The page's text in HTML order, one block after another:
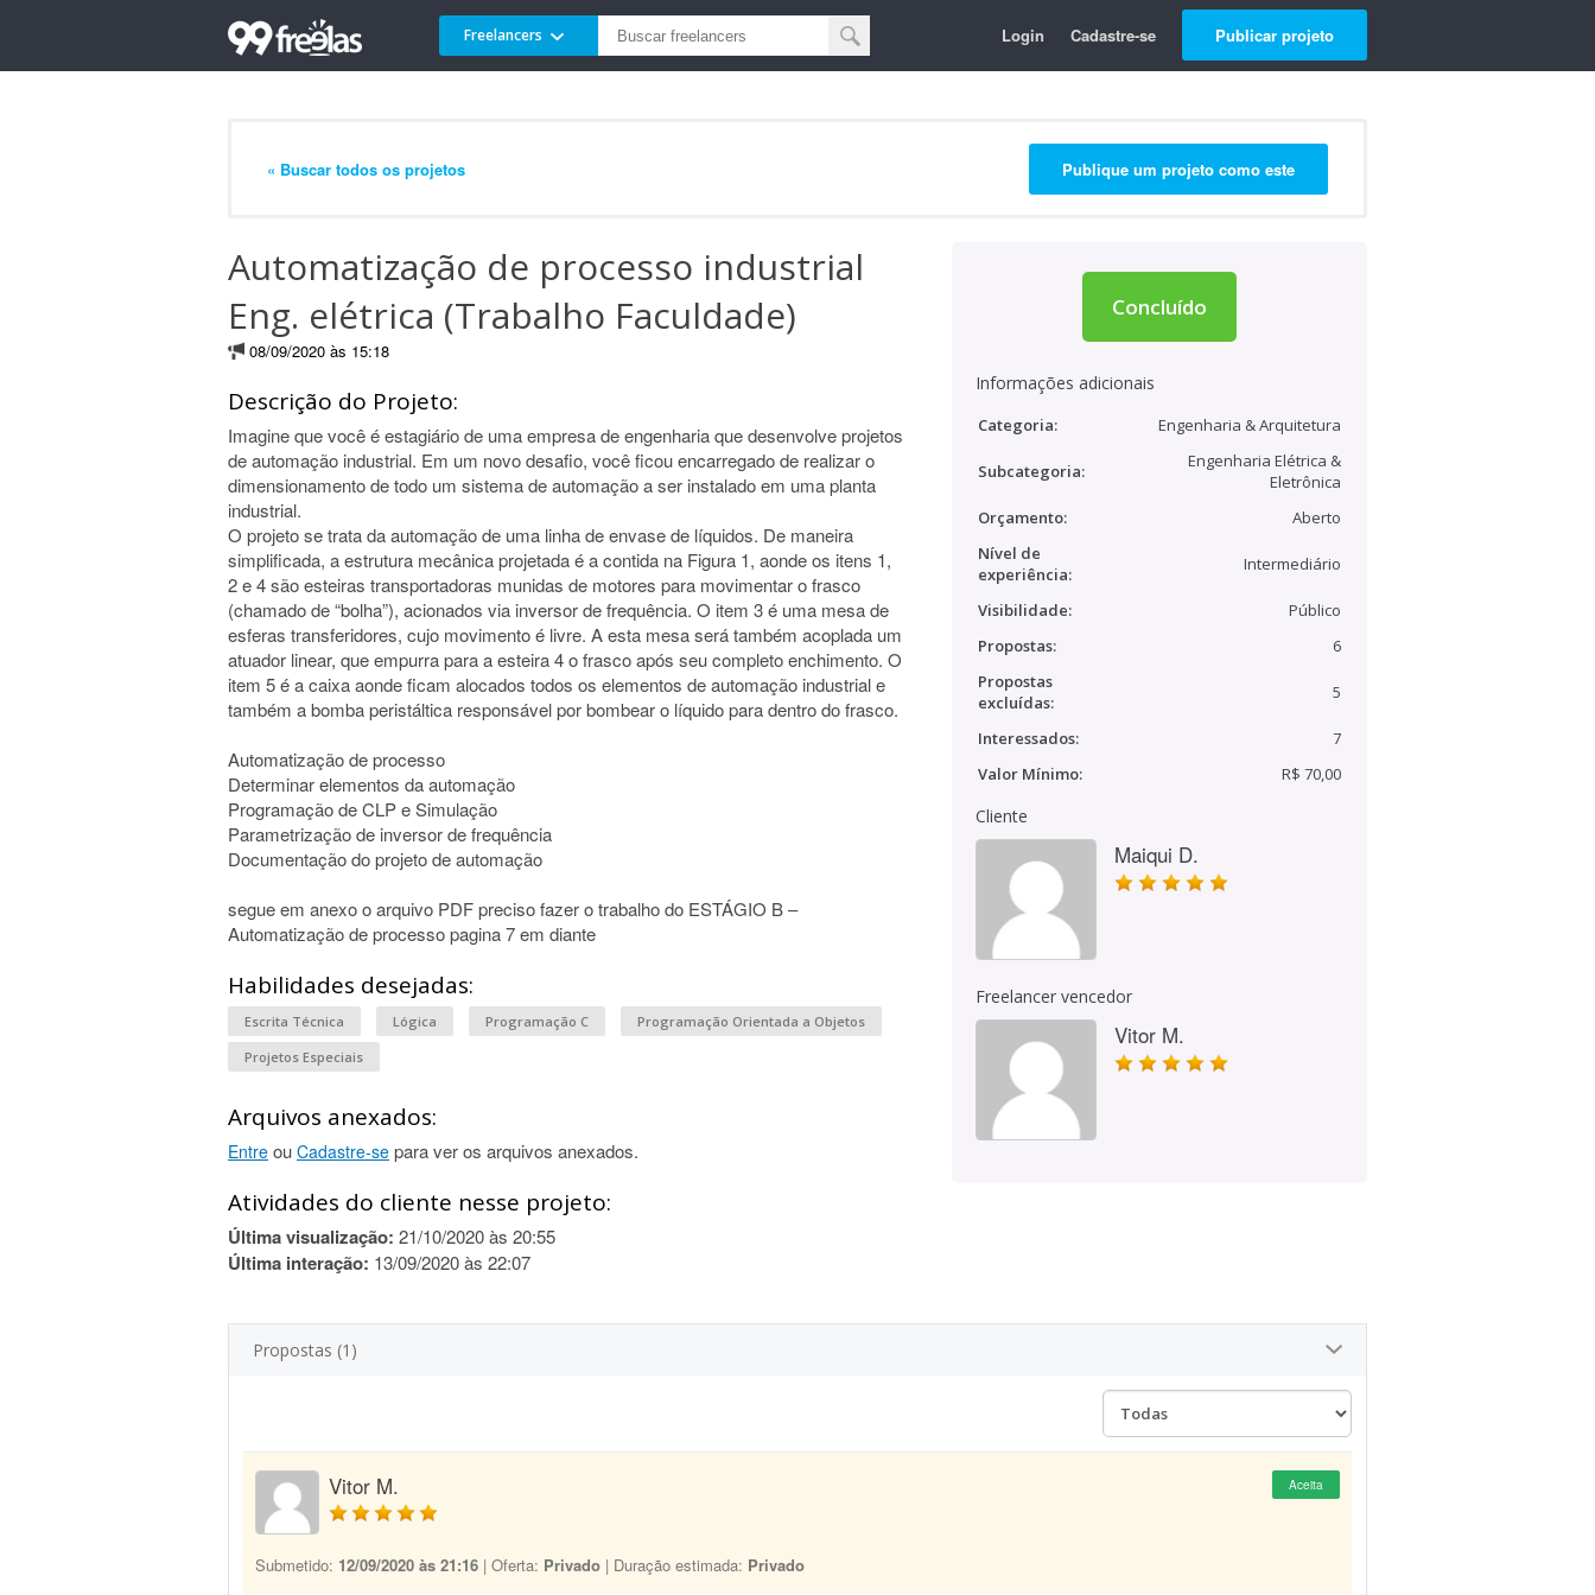
Freelancers Login Cadastre-se Publicar projeto
« Buscar todos os projetos Publique um projeto como este
Automatização de processo industrial
Eng. elétrica (Trabalho Faculdade)
08/09/2020 às 15:18
Descrição do Projeto:
Imagine que você é estagiário de uma empresa de engenharia que desenvolve projetos
de automação industrial. Em um novo desafio, você ficou encarregado de realizar o
dimensionamento de todo um sistema de automação a ser instalado em uma planta
industrial.
O projeto se trata da automação de uma linha de envase de líquidos. De maneira
simplificada, a estrutura mecânica projetada é a contida na Figura 1, aonde os itens 1,
2 e 4 são esteiras transportadoras munidas de motores para movimentar o frasco
(chamado de “bolha”), acionados via inversor de frequência. O item 3 é uma mesa de
esferas transferidores, cujo movimento é livre. A esta mesa será também acoplada um
atuador linear, que empurra para a esteira 4 o frasco após seu completo enchimento. O
item 5 é a caixa aonde ficam alocados todos os elementos de automação industrial e
também a bomba peristáltica responsável por bombear o líquido para dentro do frasco.
Automatização de processo
Determinar elementos da automação
Programação de CLP e Simulação
Parametrização de inversor de frequência
Documentação do projeto de automação
segue em anexo o arquivo PDF preciso fazer o trabalho do ESTÁGIO B –
Automatização de processo pagina 7 em diante
Habilidades desejadas:
Escrita Técnica Lógica Programação C
Programação Orientada a Objetos
Projetos Especiais
Arquivos anexados:
Entre ou Cadastre-se para ver os arquivos anexados.
Atividades do cliente nesse projeto:
Última visualização: 21/10/2020 às 20:55
Última interação: 13/09/2020 às 22:07
Concluído
Informações adicionais
Categoria: Engenharia & Arquitetura
Subcategoria:
Engenharia Elétrica &
Eletrônica
Orçamento:
Aberto
Nível de
experiência:
Intermediário
Visibilidade:
Público
Propostas:
6
Propostas
excluídas:
5
Interessados:
7
Valor Mínimo:
R$ 70,00
Cliente
Maiqui D.
Freelancer vencedor
Vitor M.
Propostas (1)
Vitor M. Aceita
Submetido: 12/09/2020 às 21:16 | Oferta: Privado | Duração estimada: Privado